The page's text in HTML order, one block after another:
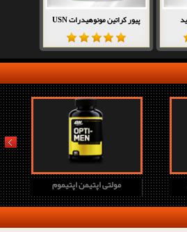
پیور کراتین مونوهیدرات USN
مولتی اپتیمن اپتیموم
prev